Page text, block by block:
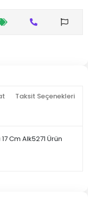
Taksit Seçenekleri
Cm Alk5271 Ürün